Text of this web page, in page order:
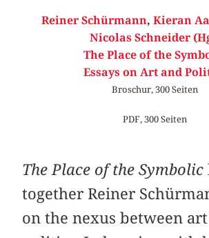
Reiner Schürmann, Kieran
Nicolas Schneider
The Place of the
Essays on Art and
Broschur, 300 Seiten
PDF, 300 Seiten
The Place of the Symbolic
together Reiner
on the nexus between